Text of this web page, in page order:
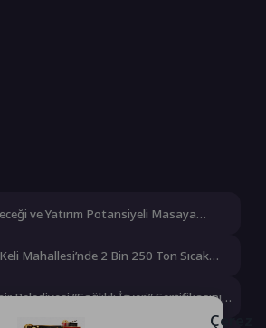
ve Yatırım Potansiyeli Masaya
Mahallesi’nde 2 Bin 250 Ton Sıcak
Belediyesi “Sağlıklı İşyeri” Sertifikasını
Çerez